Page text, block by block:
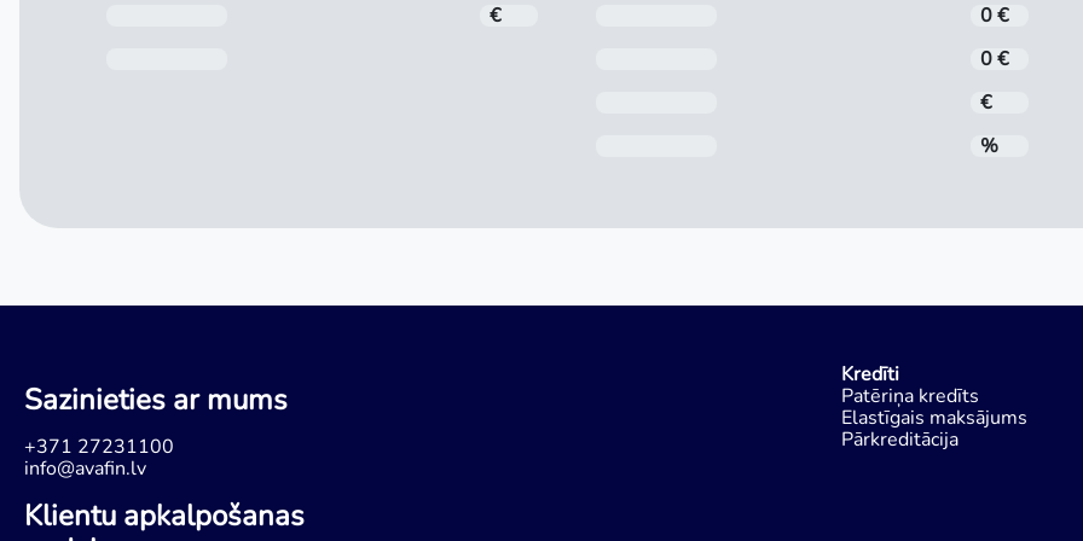
€
0 €
0 €
€
%
Sazinieties ar mums
+371 27231100
info@avafin.lv
Klientu apkalpošanas
Kredīti
Patēriņa kredīts
Elastīgais maksājums
Pārkreditācija